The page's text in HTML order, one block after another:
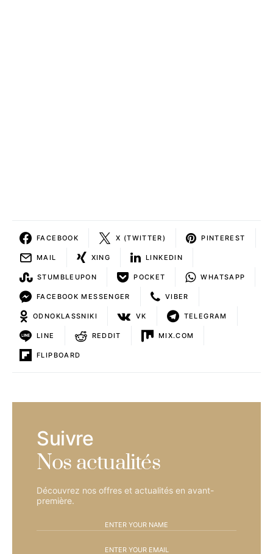
FACEBOOK X (TWITTER) PINTEREST
MAIL XING LINKEDIN
STUMBLEUPON POCKET WHATSAPP
FACEBOOK MESSENGER VIBER
ODNOKLASSNIKI VK TELEGRAM
LINE REDDIT MIX.COM
FLIPBOARD
Suivre
Nos actualités
Découvrez nos offres et actualités en avant-
première.